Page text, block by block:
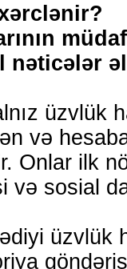
nəticələr
üzvlük
və
Onlar ilk
sosial
üzvlük